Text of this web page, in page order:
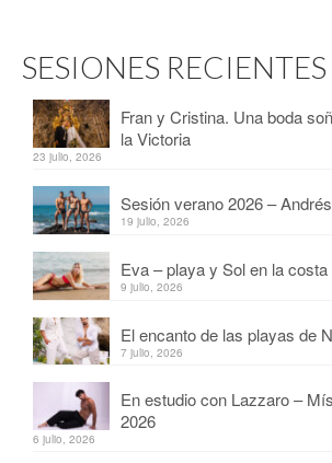
SESIONES RECIENTES
Fran y Cristina. Una boda
la Victoria
23 julio, 2026
Sesión verano 2026 –
19 julio, 2026
Eva – playa y Sol en la
9 julio, 2026
El encanto de las playas de
7 julio, 2026
En estudio con Lazzaro –
2026
6 julio, 2026